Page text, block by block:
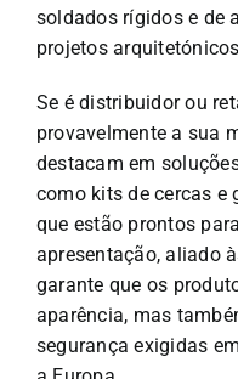
soldados rígidos e de
projetos
Se é distribuidor ou
provavelmente a sua
destacam em
como kits de cercas e
que estão prontos
apresentação, aliado
garante que os
aparência, mas
segurança exigidas